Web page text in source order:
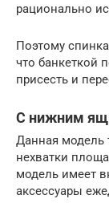
рационально
Поэтому
что банкеткой
присесть и
С нижним
Данная модель
нехватки
модель имеет
аксессуары